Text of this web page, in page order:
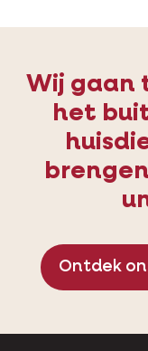
Wij gaan
het
Ontdek